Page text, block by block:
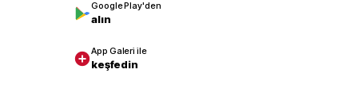
Google Play'den
alın
App Galeri ile
keşfedin